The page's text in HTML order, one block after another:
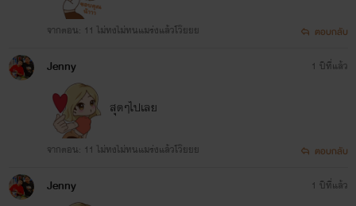
จากตอน: 11 ไม่ทงไม่ทนแมร่งแล้วโว๊ยยย ตอบกลับ
Jenny
สุดๆไปเลย
จากตอน: 11 ไม่ทงไม่ทนแมร่งแล้วโว๊ยยย
1 ปีที่แล้ว
ตอบกลับ
Jenny 1 ปีที่แล้ว